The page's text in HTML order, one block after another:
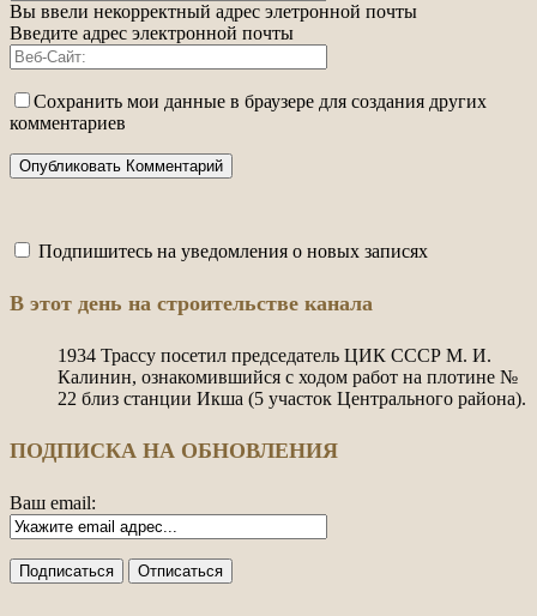
Вы ввели некорректный адрес элетронной почты
Введите адрес электронной почты
Сохранить мои данные в браузере для создания других
комментариев
Подпишитесь на уведомления о новых записях
В этот день на строительстве канала
1934 Трассу посетил председатель ЦИК СССР М. И.
Калинин, ознакомившийся с ходом работ на плотине №
22 близ станции Икша (5 участок Центрального района).
ПОДПИСКА НА ОБНОВЛЕНИЯ
Ваш email: